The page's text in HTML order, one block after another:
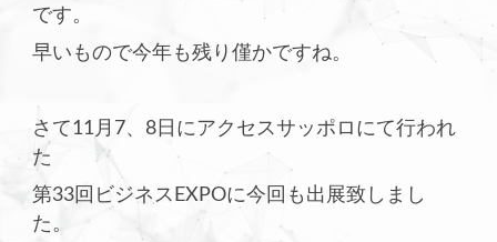
です。
早いもので今年も残り僅かですね。
さて11月7、8日にアクセスサッポロにて行われ
た
第33回ビジネスEXPOに今回も出展致しまし
た。